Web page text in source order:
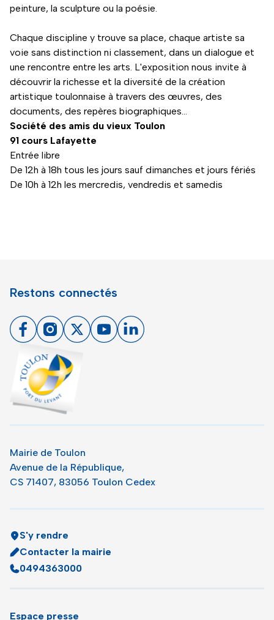
peinture, la sculpture ou la poésie.
Chaque discipline y trouve sa place, chaque artiste sa
voie sans distinction ni classement, dans un dialogue et
une rencontre entre les arts. L'exposition nous invite à
découvrir la richesse et la diversité de la création
artistique toulonnaise à travers des œuvres, des
documents, des repères biographiques…
Société des amis du vieux Toulon
91 cours Lafayette
Entrée libre
De 12h à 18h tous les jours sauf dimanches et jours fériés
De 10h à 12h les mercredis, vendredis et samedis
Restons connectés
FacebookInstagram
X YoutubeLinkedin
Mairie de Toulon
Avenue de la République,
CS 71407, 83056 Toulon Cedex
S'y rendre
Contacter la mairie
0494363000
Espace presse